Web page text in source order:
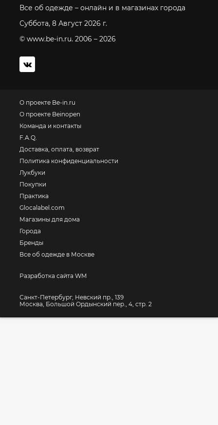
Все об одежде – онлайн и в магазинах города
Суббота, 8 Август 2026 г.
© www.be-in.ru. 2006 – 2026
О проекте Be-in.ru
О проекте Beinopen
Команда и контакты
F.A.Q.
Доставка, оплата, возврат
Политика конфиденциальности
Лукбуки
Покупки
Практика
Glocalabel.com
Магазины для дома
Города
Бренды
Все об одежде в Москве
Разработка сайта WM
Санкт-Петербург, Невский пр., 139
Москва, Большой Ордынский пер., 4, стр. 2